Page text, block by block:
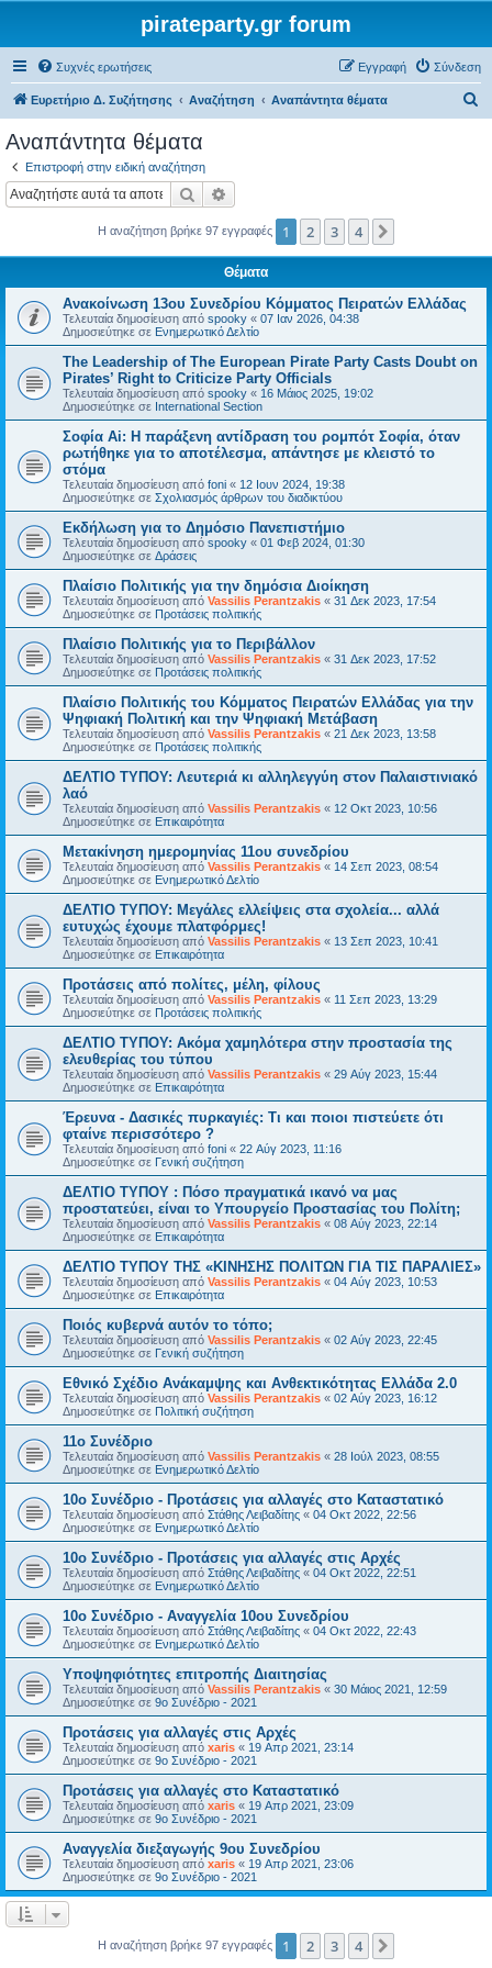
pirateparty.gr forum
Συχνές ερωτήσεις Σύνδεση
Εγγραφή
Ευρετήριο Δ. Συζήτησης Αναζήτηση Αναπάντητα θέματα
η
Αναπάντητα θέματα
Επιστροφή στην ειδική αναζήτηση
Αναζήτηση
Η αναζήτηση βρήκε 97 εγγραφές 1 2 3 4
Θέματα
Ανακοίνωση 13ου Συνεδρίου Κόμματος Πειρατών Ελλάδας
Τελευταία δημοσίευση από spooky « 07 Ιαν 2026, 04:38
Δημοσιεύτηκε σε Ενημερωτικό Δελτίο
The Leadership of The European Pirate Party Casts Doubt on
Pirates’ Right to Criticize Party Officials
Τελευταία δημοσίευση από spooky « 16 Μάιος 2025, 19:02
Δημοσιεύτηκε σε International Section
Σοφία Ai: Η παράξενη αντίδραση του ρομπότ Σοφία, όταν
ρωτήθηκε για το αποτέλεσμα, απάντησε με κλειστό το
στόμα
Τελευταία δημοσίευση από foni « 12 Ιουν 2024, 19:38
Δημοσιεύτηκε σε Σχολιασμός άρθρων του διαδικτύου
Εκδήλωση για το Δημόσιο Πανεπιστήμιο
Τελευταία δημοσίευση από spooky « 01 Φεβ 2024, 01:30
Δημοσιεύτηκε σε Δράσεις
Πλαίσιο Πολιτικής για την δημόσια Διοίκηση
Τελευταία δημοσίευση από Vassilis Perantzakis « 31 Δεκ 2023, 17:54
Δημοσιεύτηκε σε Προτάσεις πολιτικής
Πλαίσιο Πολιτικής για το Περιβάλλον
Τελευταία δημοσίευση από Vassilis Perantzakis « 31 Δεκ 2023, 17:52
Δημοσιεύτηκε σε Προτάσεις πολιτικής
Πλαίσιο Πολιτικής του Κόμματος Πειρατών Ελλάδας για την
Ψηφιακή Πολιτική και την Ψηφιακή Μετάβαση
Τελευταία δημοσίευση από Vassilis Perantzakis « 21 Δεκ 2023, 13:58
Δημοσιεύτηκε σε Προτάσεις πολιτικής
ΔΕΛΤΙΟ ΤΥΠΟΥ: Λευτεριά κι αλληλεγγύη στον Παλαιστινιακό
λαό
Τελευταία δημοσίευση από Vassilis Perantzakis « 12 Οκτ 2023, 10:56
Δημοσιεύτηκε σε Επικαιρότητα
Μετακίνηση ημερομηνίας 11ου συνεδρίου
Τελευταία δημοσίευση από Vassilis Perantzakis « 14 Σεπ 2023, 08:54
Δημοσιεύτηκε σε Ενημερωτικό Δελτίο
ΔΕΛΤΙΟ ΤΥΠΟΥ: Μεγάλες ελλείψεις στα σχολεία... αλλά
ευτυχώς έχουμε πλατφόρμες!
Τελευταία δημοσίευση από Vassilis Perantzakis « 13 Σεπ 2023, 10:41
Δημοσιεύτηκε σε Επικαιρότητα
Προτάσεις από πολίτες, μέλη, φίλους
Τελευταία δημοσίευση από Vassilis Perantzakis « 11 Σεπ 2023, 13:29
Δημοσιεύτηκε σε Προτάσεις πολιτικής
ΔΕΛΤΙΟ ΤΥΠΟΥ: Ακόμα χαμηλότερα στην προστασία της
ελευθερίας του τύπου
Τελευταία δημοσίευση από Vassilis Perantzakis « 29 Αύγ 2023, 15:44
Δημοσιεύτηκε σε Επικαιρότητα
Έρευνα - Δασικές πυρκαγιές: Τι και ποιοι πιστεύετε ότι
φταίνε περισσότερο ?
Τελευταία δημοσίευση από foni « 22 Αύγ 2023, 11:16
Δημοσιεύτηκε σε Γενική συζήτηση
ΔΕΛΤΙΟ ΤΥΠΟΥ : Πόσο πραγματικά ικανό να μας
προστατεύει, είναι το Υπουργείο Προστασίας του Πολίτη;
Τελευταία δημοσίευση από Vassilis Perantzakis « 08 Αύγ 2023, 22:14
Δημοσιεύτηκε σε Επικαιρότητα
ΔΕΛΤΙΟ ΤΥΠΟΥ ΤΗΣ «ΚΙΝΗΣΗΣ ΠΟΛΙΤΩΝ ΓΙΑ ΤΙΣ ΠΑΡΑΛΙΕΣ»
Τελευταία δημοσίευση από Vassilis Perantzakis « 04 Αύγ 2023, 10:53
Δημοσιεύτηκε σε Επικαιρότητα
Ποιός κυβερνά αυτόν το τόπο;
Τελευταία δημοσίευση από Vassilis Perantzakis « 02 Αύγ 2023, 22:45
Δημοσιεύτηκε σε Γενική συζήτηση
Eθνικό Σχέδιο Ανάκαμψης και Ανθεκτικότητας Ελλάδα 2.0
Τελευταία δημοσίευση από Vassilis Perantzakis « 02 Αύγ 2023, 16:12
Δημοσιεύτηκε σε Πολιτική συζήτηση
11o Συνέδριο
Τελευταία δημοσίευση από Vassilis Perantzakis « 28 Ιούλ 2023, 08:55
Δημοσιεύτηκε σε Ενημερωτικό Δελτίο
10ο Συνέδριο - Προτάσεις για αλλαγές στο Καταστατικό
Τελευταία δημοσίευση από Στάθης Λειβαδίτης « 04 Οκτ 2022, 22:56
Δημοσιεύτηκε σε Ενημερωτικό Δελτίο
10ο Συνέδριο - Προτάσεις για αλλαγές στις Αρχές
Τελευταία δημοσίευση από Στάθης Λειβαδίτης « 04 Οκτ 2022, 22:51
Δημοσιεύτηκε σε Ενημερωτικό Δελτίο
10ο Συνέδριο - Αναγγελία 10ου Συνεδρίου
Τελευταία δημοσίευση από Στάθης Λειβαδίτης « 04 Οκτ 2022, 22:43
Δημοσιεύτηκε σε Ενημερωτικό Δελτίο
Υποψηφιότητες επιτροπής Διαιτησίας
Τελευταία δημοσίευση από Vassilis Perantzakis « 30 Μάιος 2021, 12:59
Δημοσιεύτηκε σε 9ο Συνέδριο - 2021
Προτάσεις για αλλαγές στις Αρχές
Τελευταία δημοσίευση από xaris « 19 Απρ 2021, 23:14
Δημοσιεύτηκε σε 9ο Συνέδριο - 2021
Προτάσεις για αλλαγές στο Καταστατικό
Τελευταία δημοσίευση από xaris « 19 Απρ 2021, 23:09
Δημοσιεύτηκε σε 9ο Συνέδριο - 2021
Αναγγελία διεξαγωγής 9ου Συνεδρίου
Τελευταία δημοσίευση από xaris « 19 Απρ 2021, 23:06
Δημοσιεύτηκε σε 9ο Συνέδριο - 2021
Η αναζήτηση βρήκε 97 εγγραφές 1 2 3 4